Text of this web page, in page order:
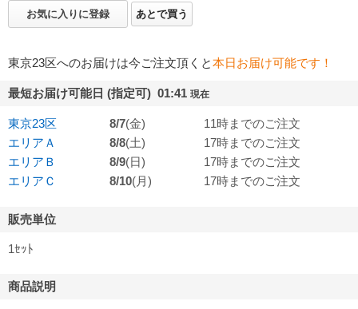
お気に入りに登録 あとで買う
東京23区へのお届けは今ご注文頂くと本日お届け可能です！
最短お届け可能日 (指定可) 01:41 現在
東京23区 8/7(金)
11時までのご注文
エリアＡ
8/8(土)
17時までのご注文
エリアＢ
8/9(日)
17時までのご注文
エリアＣ
8/10(月) 17時までのご注文
販売単位
1ｾｯﾄ
商品説明